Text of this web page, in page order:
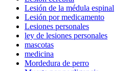
Lesión de la médula espinal
Lesión por medicamento
Lesiones personales
ley de lesiones personales
mascotas
medicina
Mordedura de perro